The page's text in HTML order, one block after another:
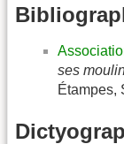
ses
Étampes,